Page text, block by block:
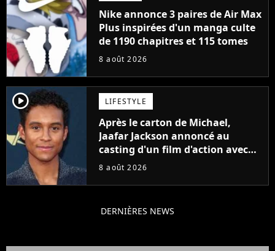
Nike annonce 3 paires de Air Max
Plus inspirées d'un manga culte
de 1190 chapitres et 115 tomes
8 août 2026
player2 LIFESTYLE
Après le carton de Michael,
Jaafar Jackson annoncé au
casting d'un film d'action avec
Will Smith
8 août 2026
DERNIÈRES NEWS